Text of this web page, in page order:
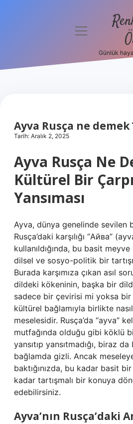
menüyü
Günlük
Ayva Rusça ne demek
Tarih: Aralık 2, 2025
Ayva Rusça Ne
Kültürel Bir
Yansıması
Ayva, dünya genelinde sevilen
Rusça’daki karşılığı “Айва”
kullanıldığında, bu basit
dilsel ve sosyo-politik bir
Burada karşımıza çıkan asıl
dildeki kökeninin, başka bir
sadece bir çevirisi mi yoksa bir
kültürel bağlamıyla birlikte
meselesidir. Rusça’da “ayva”
mutfağında olduğu gibi köklü
yansıtıp yansıtmadığı, biraz
bağlamda gizli. Ancak
baktığınızda, bu kadar basit
kadar tartışmalı bir konuya
edebilirsiniz.
Ayva’nın Rusça’daki